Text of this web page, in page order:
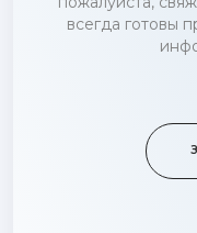
всегда готовы